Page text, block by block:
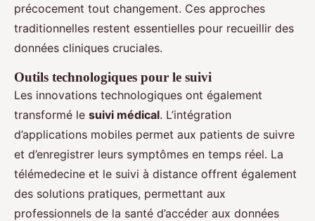
précocement tout changement. Ces approches
traditionnelles restent essentielles pour recueillir des
données cliniques cruciales.
Outils technologiques pour le suivi
Les innovations technologiques ont également
transformé le suivi médical. L’intégration
d’applications mobiles permet aux patients de suivre
et d’enregistrer leurs symptômes en temps réel. La
télémedecine et le suivi à distance offrent également
des solutions pratiques, permettant aux
professionnels de la santé d’accéder aux données